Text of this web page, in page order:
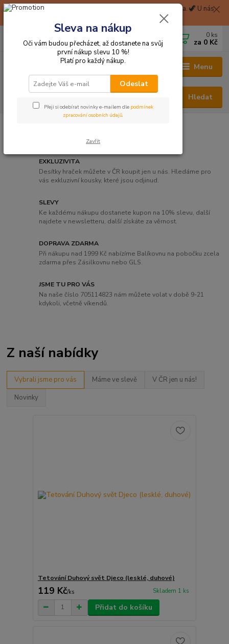
🦖 Při nákupu nad 1999 Kč Balíkovna na pobočku zdarma. 🦖 U nás
získáte okamžitě 2% slevu za zaregistraci. 🦖
Menu
Hledat
+420 705 114 823 0 ks
za 0 Kč
EXKLUZIVITA
Desítky hraček můžete v ČR koupit jen u nás. Hledáme pro
vás exkluzivní kousky, které jsou odjinud.
SLEVY
Ke každému nákupu dostanete kupon na 10% slevu, další
najdete v newsletteru, další získáte za věrnost.
DOPRAVA ZDARMA
Při nákupu nad 1999 Kč nabízíme Balíkovnu na pobočku zcela
zdarma přes Zásilkovnu nebo GLS.
JSME TU PRO VÁS
Na naše číslo 705114823 nám můžete volat v době 9-21
kdykoli, včetně víkendů.
Z naší nabídky
Vybrali jsme pro vás Máme ve slevě
V ČR jen u nás!
Novinky
Tetování Duhový svět Djeco (lesklé, duhové)
119 Kč/ks Skladem 1 ks
Přidat do košíku
Sleva na nákup
Oči vám budou přecházet, až dostanete na svůj
první nákup slevu 10 %!
Platí pro každý nákup.
Odeslat
Přeji si odebírat novinky e-mailem dle podmínek
zpracování osobních údajů.
Zavřít